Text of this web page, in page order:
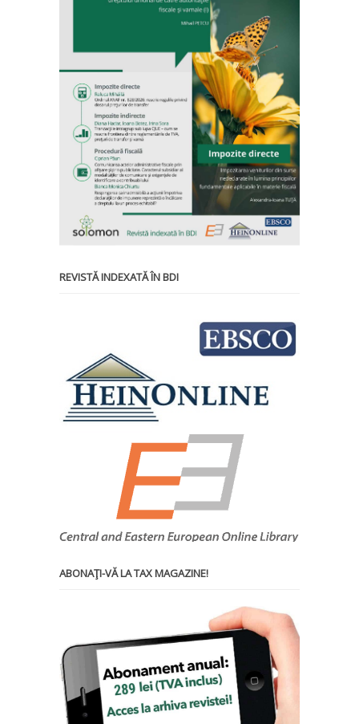
REVISTĂ INDEXATĂ ÎN BDI
ABONAŢI-VĂ LA TAX MAGAZINE!